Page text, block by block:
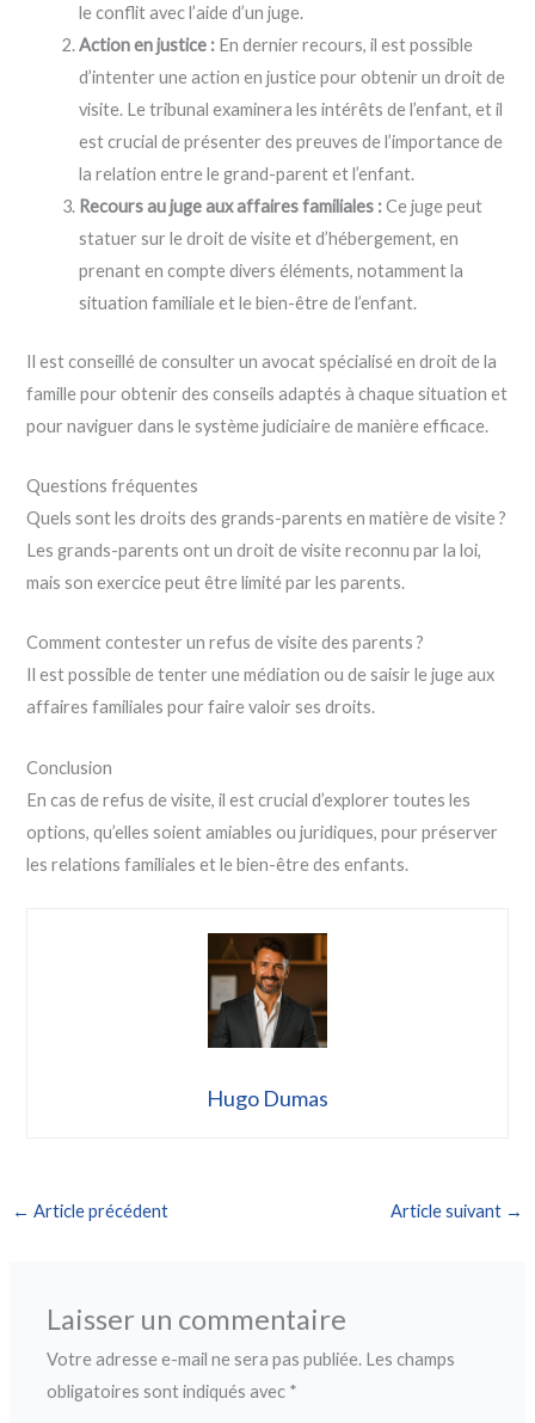
le conflit avec l’aide d’un juge.
Action en justice : En dernier recours, il est possible
d’intenter une action en justice pour obtenir un droit de
visite. Le tribunal examinera les intérêts de l’enfant, et il
est crucial de présenter des preuves de l’importance de
la relation entre le grand-parent et l’enfant.
Recours au juge aux affaires familiales :Ce juge peut
statuer sur le droit de visite et d’hébergement, en
prenant en compte divers éléments, notamment la
situation familiale et le bien-être de l’enfant.
Il est conseillé de consulter un avocat spécialisé en droit de la
famille pour obtenir des conseils adaptés à chaque situation et
pour naviguer dans le système judiciaire de manière efficace.
Questions fréquentes
Quels sont les droits des grands-parents en matière de visite ?
Les grands-parents ont un droit de visite reconnu par la loi,
mais son exercice peut être limité par les parents.
Comment contester un refus de visite des parents ?
Il est possible de tenter une médiation ou de saisir le juge aux
affaires familiales pour faire valoir ses droits.
Conclusion
En cas de refus de visite, il est crucial d’explorer toutes les
options, qu’elles soient amiables ou juridiques, pour préserver
les relations familiales et le bien-être des enfants.
Hugo Dumas
← Article précédent Article suivant →
Laisser un commentaire
Votre adresse e-mail ne sera pas publiée. Les champs
obligatoires sont indiqués avec *